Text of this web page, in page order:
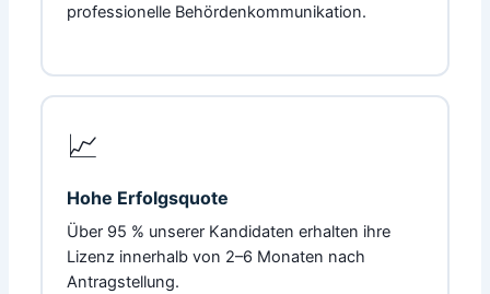
professionelle Behördenkommunikation.
📈
Hohe Erfolgsquote
Über 95 % unserer Kandidaten erhalten ihre
Lizenz innerhalb von 2–6 Monaten nach
Antragstellung.